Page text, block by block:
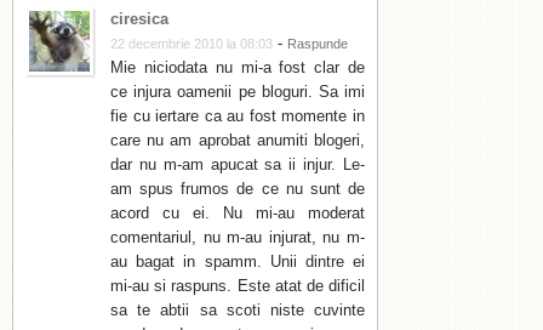
ciresica
22 decembrie 2010 la 08:03 - Raspunde
Mie niciodata nu mi-a fost clar de
ce injura oamenii pe bloguri. Sa imi
fie cu iertare ca au fost momente in
care nu am aprobat anumiti blogeri,
dar nu m-am apucat sa ii injur. Le-
am spus frumos de ce nu sunt de
acord cu ei. Nu mi-au moderat
comentariul, nu m-au injurat, nu m-
au bagat in spamm. Unii dintre ei
mi-au si raspuns. Este atat de dificil
sa te abtii sa scoti niste cuvinte